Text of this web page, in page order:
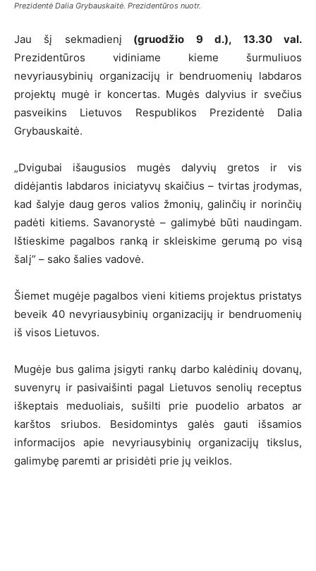
Prezidentė Dalia Grybauskaitė. Prezidentūros nuotr.
Jau šį sekmadienį (gruodžio 9 d.), 13.30 val.
Prezidentūros vidiniame kieme šurmuliuos
nevyriausybinių organizacijų ir bendruomenių labdaros
projektų mugė ir koncertas. Mugės dalyvius ir svečius
pasveikins Lietuvos Respublikos Prezidentė Dalia
Grybauskaitė.
„Dvigubai išaugusios mugės dalyvių gretos ir vis
didėjantis labdaros iniciatyvų skaičius – tvirtas įrodymas,
kad šalyje daug geros valios žmonių, galinčių ir norinčių
padėti kitiems. Savanorystė – galimybė būti naudingam.
Ištieskime pagalbos ranką ir skleiskime gerumą po visą
šalį” – sako šalies vadovė.
Šiemet mugėje pagalbos vieni kitiems projektus pristatys
beveik 40 nevyriausybinių organizacijų ir bendruomenių
iš visos Lietuvos.
Mugėje bus galima įsigyti rankų darbo kalėdinių dovanų,
suvenyrų ir pasivaišinti pagal Lietuvos senolių receptus
iškeptais meduoliais, sušilti prie puodelio arbatos ar
karštos sriubos. Besidomintys galės gauti išsamios
informacijos apie nevyriausybinių organizacijų tikslus,
galimybę paremti ar prisidėti prie jų veiklos.